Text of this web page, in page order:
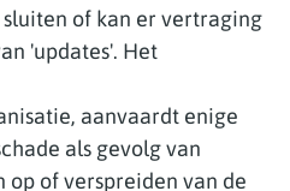
of kan er vertraging
'updates'. Het
aanvaardt enige
als gevolg van
op of verspreiden van de